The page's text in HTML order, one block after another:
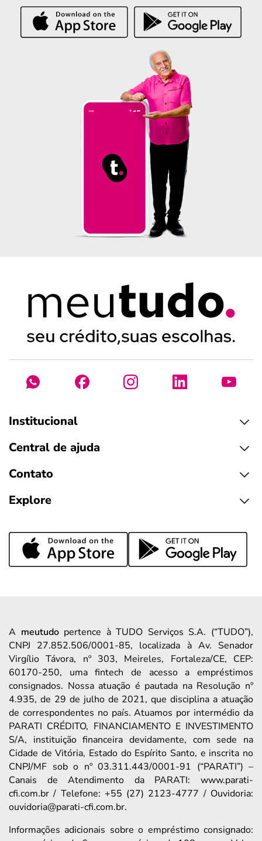
Institucional
Central de ajuda
Contato
Explore
A meutudopertence à TUDO Serviços S.A. (“TUDO”),
CNPJ 27.852.506/0001-85, localizada à Av. Senador
Virgílio Távora, nº 303, Meireles, Fortaleza/CE, CEP:
60170-250, uma fintech de acesso a empréstimos
consignados. Nossa atuação é pautada na Resolução nº
4.935, de 29 de julho de 2021, que disciplina a atuação
de correspondentes no país. Atuamos por intermédio da
PARATI CRÉDITO, FINANCIAMENTO E INVESTIMENTO
S/A, instituição financeira devidamente, com sede na
Cidade de Vitória, Estado do Espírito Santo, e inscrita no
CNPJ/MF sob o nº 03.311.443/0001-91 (“PARATI”) –
Canais de Atendimento da PARATI: www.parati-
cfi.com.br / Telefone: +55 (27) 2123-4777 / Ouvidoria:
ouvidoria@parati-cfi.com.br.
Informações adicionais sobre o empréstimo consignado: